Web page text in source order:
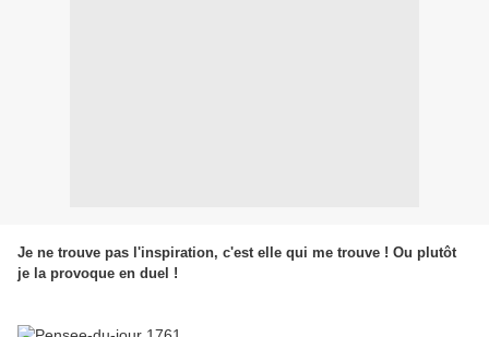
Je ne trouve pas l'inspiration, c'est elle qui me trouve ! Ou plutôt
je la provoque en duel !